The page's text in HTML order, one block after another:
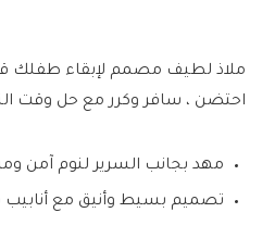
ملاذ لطيف مصمم لإبقاء طفلك
احتضن ، سافر وكرر مع حل وقت
مهد بجانب السرير لنوم آمن
تصميم بسيط وأنيق مع